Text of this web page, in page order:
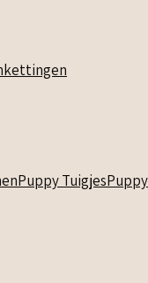
Puppy Tuigjes